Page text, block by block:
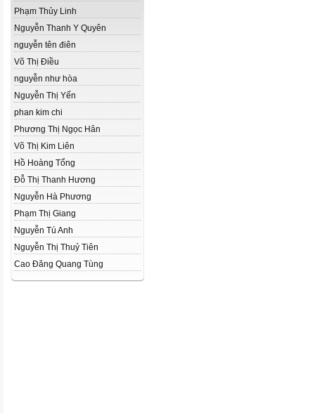
Phạm Thủy Linh
Nguyễn Thanh Y Quyên
nguyễn tên điên
Võ Thị Điều
nguyễn như hòa
Nguyễn Thị Yến
phan kim chi
Phương Thị Ngọc Hân
Võ Thị Kim Liên
Hồ Hoàng Tổng
Đỗ Thị Thanh Hương
Nguyễn Hà Phương
Phạm Thị Giang
Nguyễn Tú Anh
Nguyễn Thị Thuỷ Tiên
Cao Đăng Quang Tùng